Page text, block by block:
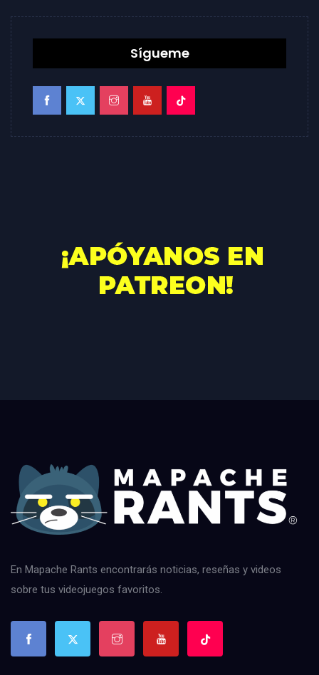
Sígueme
En Mapache Rants encontrarás noticias, reseñas y videos
sobre tus videojuegos favoritos.